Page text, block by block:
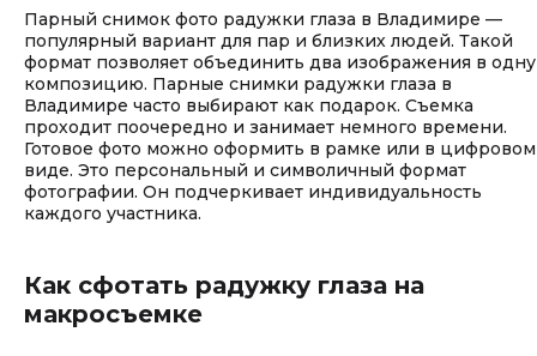
Парный снимок фото радужки глаза в Владимире —
популярный вариант для пар и близких людей. Такой
формат позволяет объединить два изображения в одну
композицию. Парные снимки радужки глаза в
Владимире часто выбирают как подарок. Съемка
проходит поочередно и занимает немного времени.
Готовое фото можно оформить в рамке или в цифровом
виде. Это персональный и символичный формат
фотографии. Он подчеркивает индивидуальность
каждого участника.
Как сфотать радужку глаза на
макросъемке